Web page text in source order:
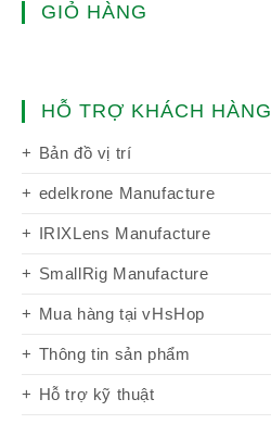
GIỎ HÀNG
HỖ TRỢ KHÁCH HÀNG
Bản đồ vị trí
edelkrone Manufacture
IRIXLens Manufacture
SmallRig Manufacture
Mua hàng tại vHsHop
Thông tin sản phẩm
Hỗ trợ kỹ thuật